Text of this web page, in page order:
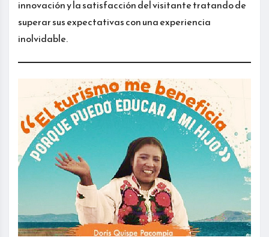
innovación y la satisfacción del visitante tratando de
superar sus expectativas con una experiencia
inolvidable.